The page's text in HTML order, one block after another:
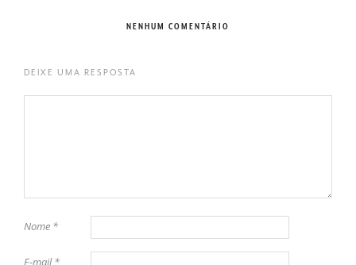
NENHUM COMENTÁRIO
DEIXE UMA RESPOSTA
Nome *
E-mail*